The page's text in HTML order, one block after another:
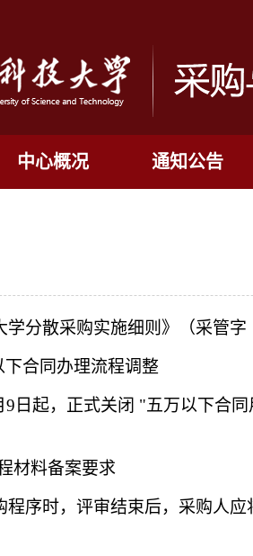
中心概况 通知公告
学分散采购实施细则》（采管
下合同办理流程调整
9日起，正式关闭 "五万以下合
材料备案要求
程序时，评审结束后，采购人